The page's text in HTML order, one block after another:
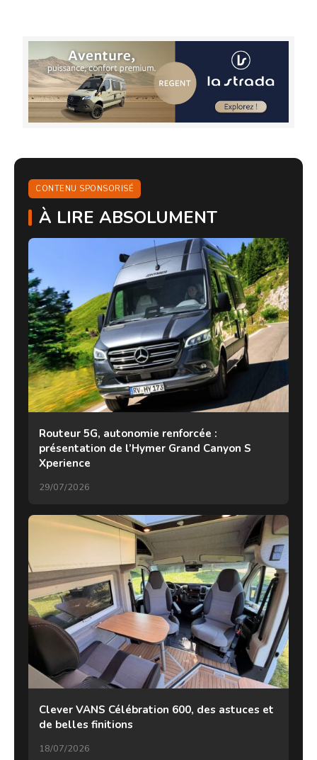
CONTENU SPONSORISÉ
À LIRE ABSOLUMENT
Routeur 5G, autonomie renforcée :
présentation de l’Hymer Grand Canyon S
Xperience
29/07/2026
Clever VANS Célébration 600, des astuces et
de belles finitions
18/07/2026